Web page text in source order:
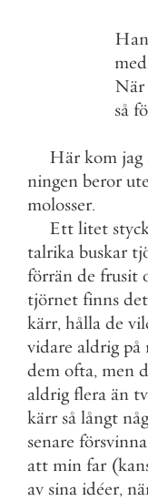
Han
med
När
så
Här kom jag
ningen beror
molosser.
Ett litet
talrika buskar
förrän de frusit
tjörnet finns det
kärr, hålla de
vidare aldrig på
dem ofta, men
aldrig flera än
kärr så långt
senare försvinna
att min far (
av sina idéer,